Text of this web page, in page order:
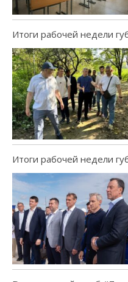
Итоги рабочей недели
Итоги рабочей недели